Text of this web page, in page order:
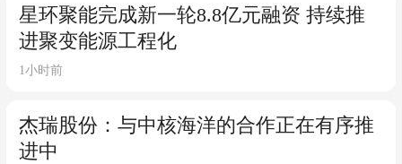
星环聚能完成新一轮8.8亿元融资 持续推
进聚变能源工程化
1小时前
杰瑞股份：与中核海洋的合作正在有序推
进中